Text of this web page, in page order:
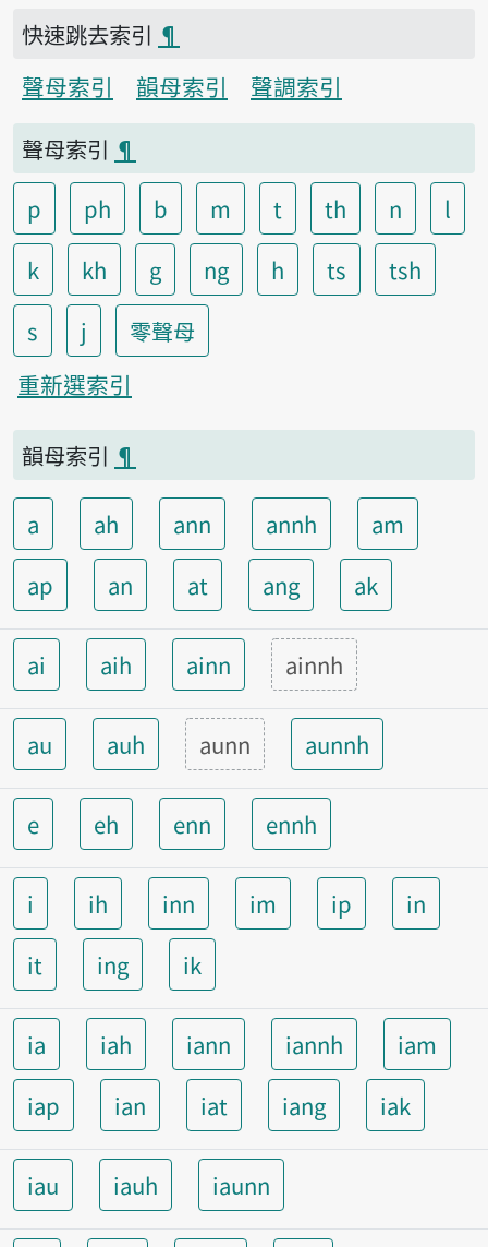
快速跳去索引 ¶
聲母索引
韻母索引
聲調索引
聲母索引 ¶
p
ph b m t th n
l
k
kh g ng h ts
tsh
s
j
零聲母
重新選索引
韻母索引 ¶
a ah ann annh
am
ap
an at ang ak
ai aih ainn ainnh
au auh aunn aunnh
e eh enn ennh
i ih inn im ip
in
it
ing ik
ia iah iann iannh
iam
iap
ian iat iang iak
iau iauh iaunn